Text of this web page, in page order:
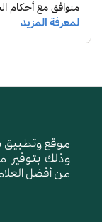
موقع وتطبيق
وذلك بتوفير
من أفضل